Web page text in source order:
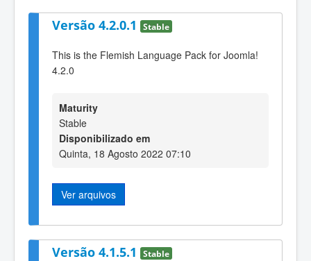
Versão 4.2.0.1 Stable
This is the Flemish Language Pack for Joomla!
4.2.0
Maturity
Stable
Disponibilizado em
Quinta, 18 Agosto 2022 07:10
Ver arquivos
Versão 4.1.5.1 Stable